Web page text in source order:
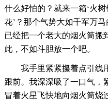
什么好怕的？就来一箱‘火树
花’？那个气势大如千军万
已经把一个老大的烟火筒搬
此，不如斗胆放一个吧。
我手里紧紧攥着点引线
跟前。我深深吸了一口气，
冒着火星飞快地向烟火筒烧